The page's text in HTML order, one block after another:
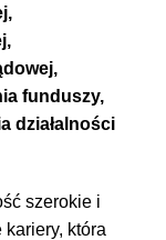
funduszy,
działalności
szerokie i
która